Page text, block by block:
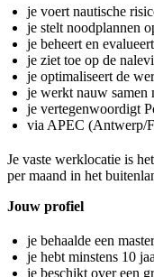
je voert nautische
je stelt noodplannen
je beheert en
je ziet toe op de
je optimaliseert de
je werkt nauw samen
je vertegenwoordigt
via APEC (Antwerp/
Je vaste werklocatie is
per maand in het
Jouw profiel
je behaalde een
je hebt minstens 10
je beschikt over een